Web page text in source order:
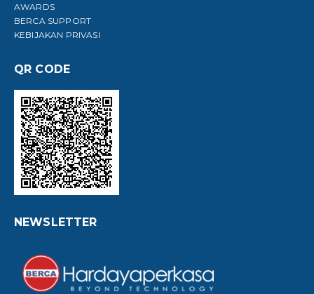
AWARDS
BERCA SUPPORT
KEBIJAKAN PRIVASI
QR CODE
NEWSLETTER